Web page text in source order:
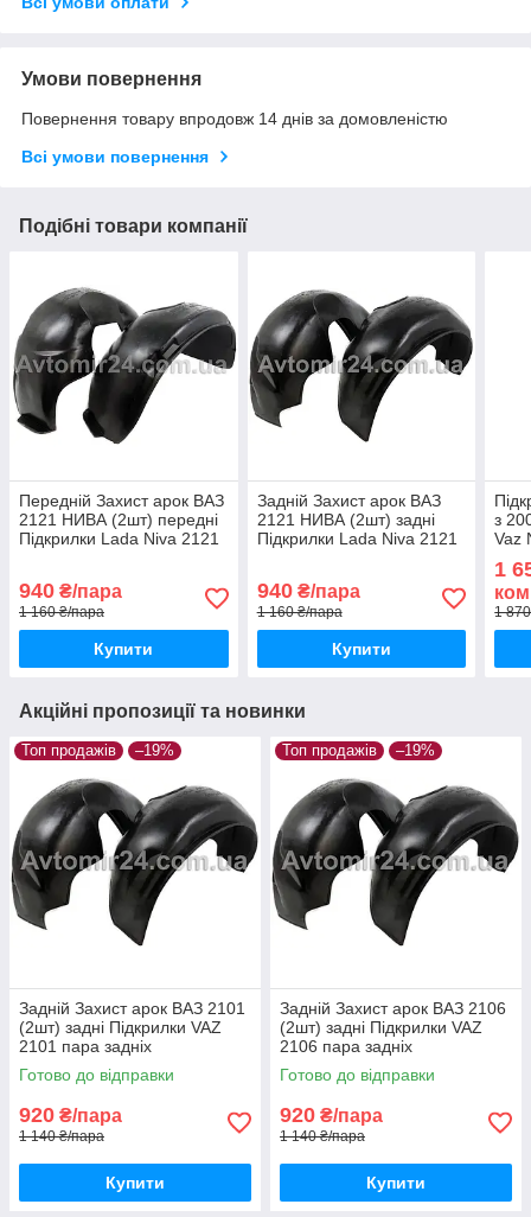
Умови повернення
Повернення товару впродовж 14 днів за домовленістю
Всі умови повернення
Подібні товари компанії
Передній Захист арок ВАЗ
2121 НИВА (2шт) передні
Підкрилки Lada Niva 2121
940 ₴/пара
1 160 ₴/пара
Купити
Задній Захист арок ВАЗ
2121 НИВА (2шт) задні
Підкрилки Lada Niva 2121
940₴/пара
1 160 ₴/пара
Купити
з
Vaz
1
1
Акційні пропозиції та новинки
Топ продажів –19%
Задній Захист арок ВАЗ 2101
(2шт) задні Підкрилки VAZ
2101 пара задніх
Готово до відправки
920 ₴/пара
1 140 ₴/пара
Купити
Топ продажів –19%
Задній Захист арок ВАЗ 2106
(2шт) задні Підкрилки VAZ
2106 пара задніх
Готово до відправки
920 ₴/пара
1 140 ₴/пара
Купити